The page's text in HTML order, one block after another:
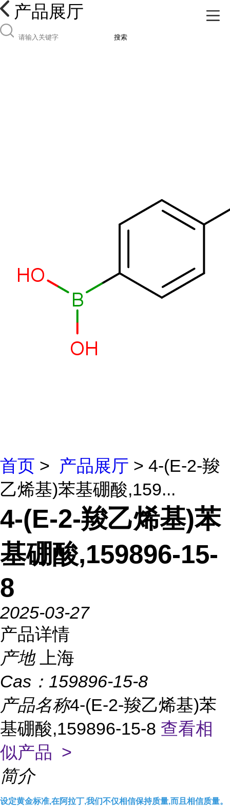
产品展厅
搜索
首页 > 产品展厅 > 4-(E-2-羧
乙烯基)苯基硼酸,159...
4-(E-2-羧乙烯基)苯
基硼酸,159896-15-
8
2025-03-27
产品详情
产地
上海
Cas： 159896-15-8
产品名称4-(E-2-羧乙烯基)苯
基硼酸,159896-15-8 查看相
似产品 >
简介
设定黄金标准,在阿拉丁,我们不仅相信保持质量,而且相信质量。